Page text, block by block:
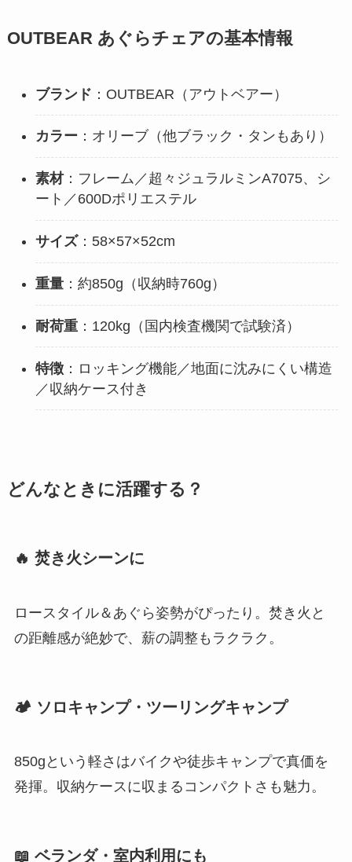
OUTBEAR あぐらチェアの基本情報
ブランド ：OUTBEAR（アウトベアー）
カラー ：オリーブ（他ブラック・タンもあり）
素材：フレーム／超々ジュラルミンA7075、シ
ート／600Dポリエステル
サイズ：58×57×52cm
重量：約850g（収納時760g）
耐荷重：120kg（国内検査機関で試験済）
特徴：ロッキング機能／地面に沈みにくい構造
／収納ケース付き
どんなときに活躍する？
🔥 焚き火シーンに
ロースタイル＆あぐら姿勢がぴったり。焚き火と
の距離感が絶妙で、薪の調整もラクラク。
🏕 ソロキャンプ・ツーリングキャンプ
850gという軽さはバイクや徒歩キャンプで真価を
発揮。収納ケースに収まるコンパクトさも魅力。
📖 ベランダ・室内利用にも